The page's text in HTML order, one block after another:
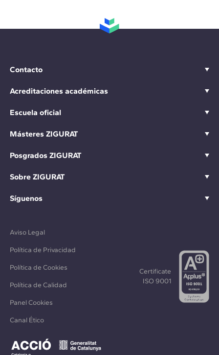
Contacto
Acreditaciones académicas
Escuela oficial
Másteres ZIGURAT
Posgrados ZIGURAT
Sobre ZIGURAT
Síguenos
Aviso Legal
Política de Privacidad
Política de Cookies
Política de Calidad
Panel Cookies
Canal Ético
Certificate
ISO 9001